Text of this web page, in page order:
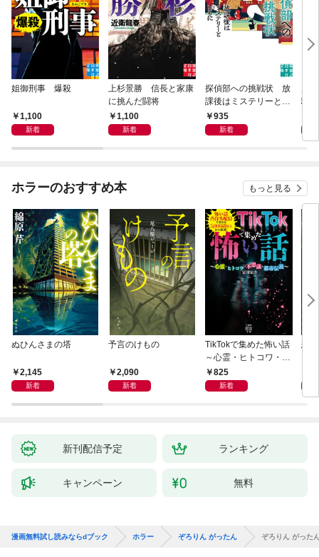
姐御刑事 爆殺
1,100
新着
上杉景勝 信長と家康
に挑んだ闘将
1,100
新着
探偵部への挑戦状 放
課後はミステリーとと
もに 新装版
935
新着
騒動
ホラーのおすすめ本 もっと見る
ぬひんさまの塔
2,145
新着
予言のけもの
2,090
新着
TikTokで集めた怖い話
～心霊・ヒトコワ・不
思議・都市伝説～
825
新着
恐
新刊配信予定 ランキング
キャンペーン 無料
漫画無料試し読みならdブック ホラー ぞろりん がったん ぞろりん がった